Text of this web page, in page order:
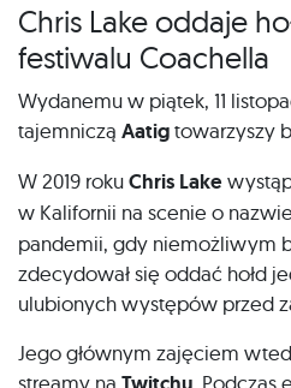
Chris Lake oddaje
festiwalu Coachella
Wydanemu w piątek, 11
tajemniczą Aatigtowarzyszy
W 2019 rokuChris Lake
w Kalifornii na scenie o nazwie
pandemii, gdy niemożliwym
zdecydował się oddać hołd
ulubionych występów przed
Jego głównym zajęciem
streamy na
.